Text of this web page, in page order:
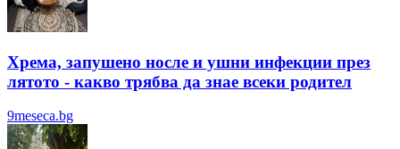
Хрема, запушено носле и ушни инфекции през
лятотo - какво трябва да знае всеки родител
9meseca.bg